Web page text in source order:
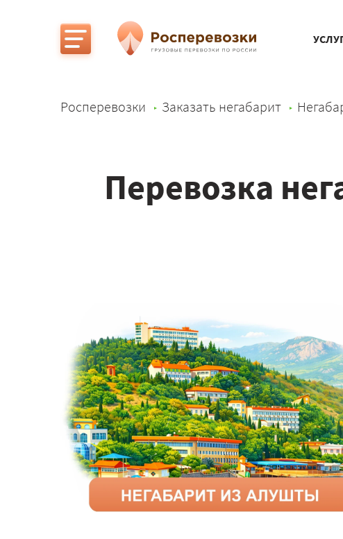
Росперевозки Заказать негабарит
Перевозка